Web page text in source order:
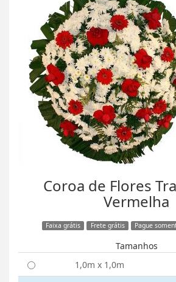
Coroa de Flores
Vermelha
Faixa grátis Frete grátis Pague
Tamanhos
1,0m x 1,0m